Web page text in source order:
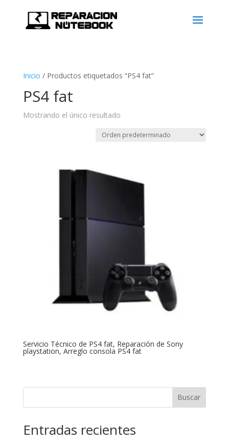
Inicio / Productos etiquetados “PS4 fat”
PS4 fat
Mostrando el único resultado
Servicio Técnico de PS4 fat, Reparación de Sony
playstation, Arreglo consola PS4 fat
Buscar
Entradas recientes